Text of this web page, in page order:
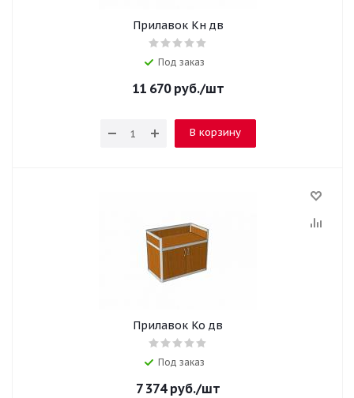
Прилавок Кн дв
Под заказ
11 670руб./шт
В корзину
Прилавок Ко дв
Под заказ
7 374руб./шт